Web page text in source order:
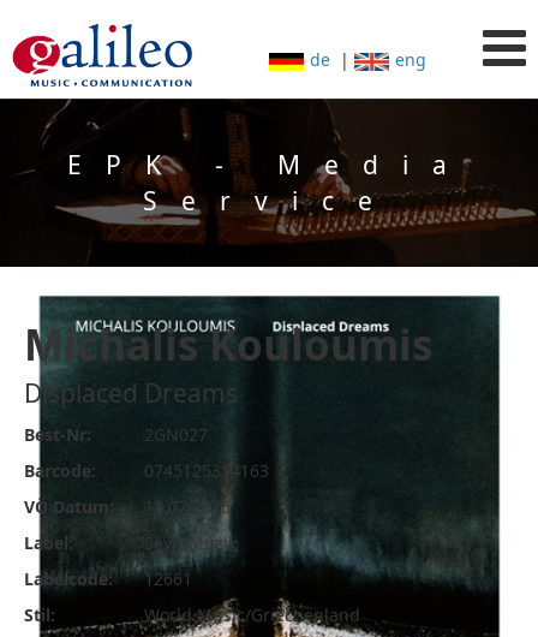
de | eng
EPK - Media
Service
Michalis Kouloumis
Displaced Dreams
Best-Nr:
2GN027
Barcode:
0745125354163
VÖ Datum:
18.07.2025
Label:
Seyir Muzik
Labelcode:
12661
Stil:
World Music/Griechenland